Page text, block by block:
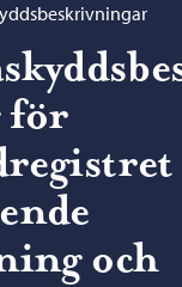
för
och